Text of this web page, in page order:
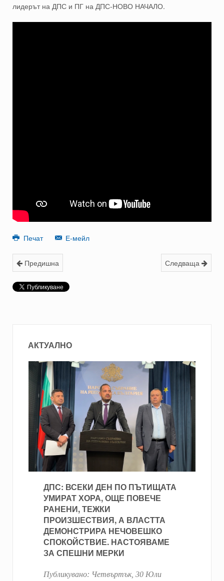
лидерът на ДПС и ПГ на ДПС-НОВО НАЧАЛО.
Печат Е-мейл
Предишна Следваща
АКТУАЛНО
ДПС: ВСЕКИ ДЕН ПО ПЪТИЩАТА
УМИРАТ ХОРА, ОЩЕ ПОВЕЧЕ
РАНЕНИ, ТЕЖКИ
ПРОИЗШЕСТВИЯ, А ВЛАСТТА
ДЕМОНСТРИРА НЕЧОВЕШКО
СПОКОЙСТВИЕ. НАСТОЯВАМЕ
ЗА СПЕШНИ МЕРКИ
Публикувано: Четвъртък, 30 Юли